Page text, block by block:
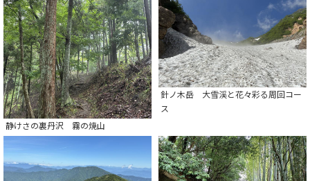
静けさの裏丹沢 霧の焼山
針ノ木岳 大雪渓と花々彩る周回コー
ス